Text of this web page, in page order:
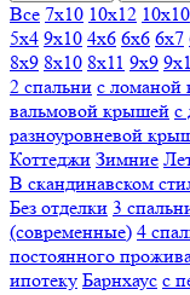
Все 7х10 10х12 10х10
5х4 9х10 4х6 6х6 6х7
8х9 8х10 8х11 9х9
2 спальни с
вальмовой крышей с
разноуровневой
Коттеджи Зимние
В скандинавском
Без отделки 3
(современные) 4
постоянного
ипотеку Барнхаус с